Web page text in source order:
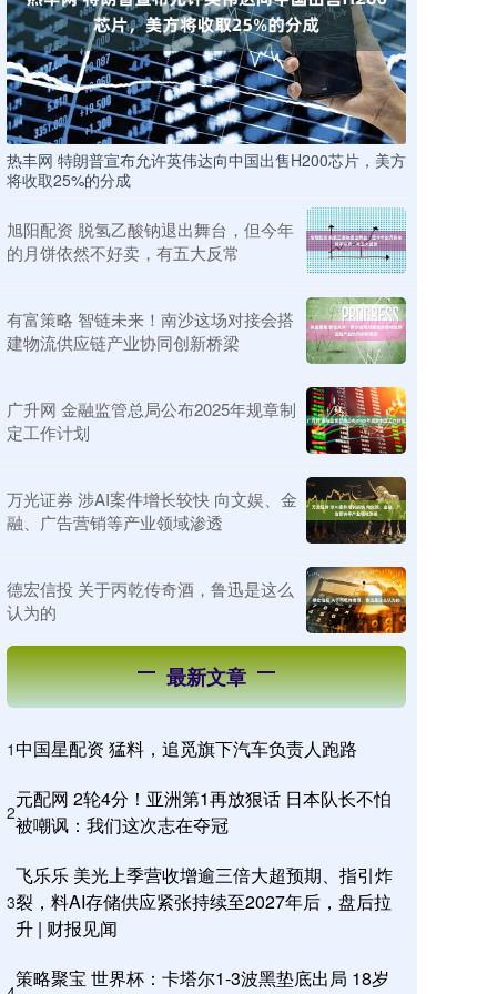
热丰网 特朗普宣布允许英伟达向中国出售H200芯片，美方
将收取25%的分成
旭阳配资 脱氢乙酸钠退出舞台，但今年
的月饼依然不好卖，有五大反常
有富策略 智链未来！南沙这场对接会搭
建物流供应链产业协同创新桥梁
广升网 金融监管总局公布2025年规章制
定工作计划
万光证券 涉AI案件增长较快 向文娱、金
融、广告营销等产业领域渗透
德宏信投 关于丙乾传奇酒，鲁迅是这么
认为的
最新文章
1中国星配资 猛料，追觅旗下汽车负责人跑路
2
元配网 2轮4分！亚洲第1再放狠话 日本队长不怕
被嘲讽：我们这次志在夺冠
3
飞乐乐 美光上季营收增逾三倍大超预期、指引炸
裂，料AI存储供应紧张持续至2027年后，盘后拉
升 | 财报见闻
策略聚宝 世界杯：卡塔尔1-3波黑垫底出局 18岁